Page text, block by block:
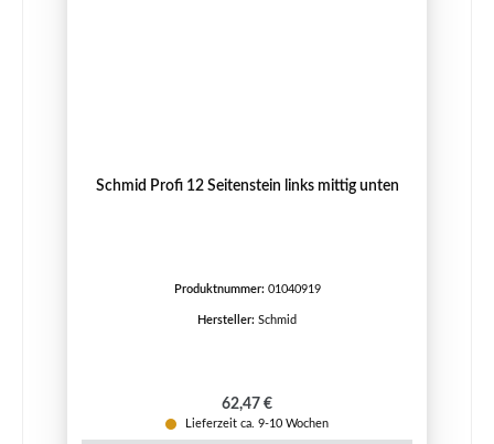
Schmid Profi 12 Seitenstein links mittig unten
Produktnummer: 01040919
Hersteller: Schmid
Regulärer Preis:
62,47 €
Lieferzeit ca. 9-10 Wochen